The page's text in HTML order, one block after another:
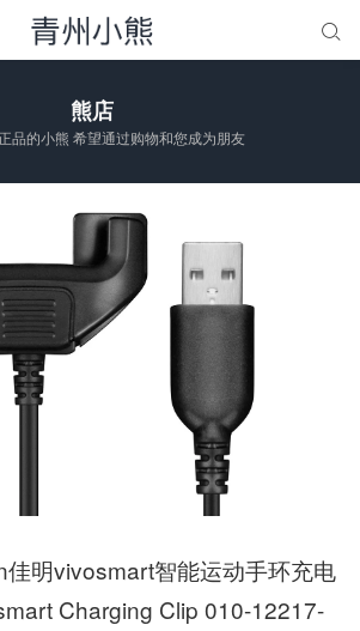

熊店
品的小熊 希望通过购物和您成为朋友
佳明vivosmart智能运动手环充电
Charging Clip 010-12217-